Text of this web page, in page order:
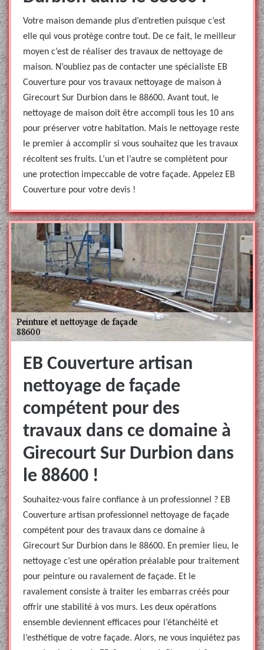
Votre maison demande plus d’entretien puisque c’est
elle qui vous protège contre tout. De ce fait, le meilleur
moyen c’est de réaliser des travaux de nettoyage de
maison. N’oubliez pas de contacter une spécialiste EB
Couverture pour vos travaux nettoyage de maison à
Girecourt Sur Durbion dans le 88600. Avant tout, le
nettoyage de maison doit être accompli tous les 10 ans
pour préserver votre habitation. Mais le nettoyage reste
le premier à accomplir si vous souhaitez que les travaux
récoltent ses fruits. L’un et l’autre se complètent pour
une protection impeccable de votre façade. Appelez EB
Couverture pour votre devis !
EB Couverture artisan
nettoyage de façade
compétent pour des
travaux dans ce domaine à
Girecourt Sur Durbion dans
le 88600 !
Souhaitez-vous faire confiance à un professionnel ? EB
Couverture artisan professionnel nettoyage de façade
compétent pour des travaux dans ce domaine à
Girecourt Sur Durbion dans le 88600. En premier lieu, le
nettoyage c’est une opération préalable pour traitement
pour peinture ou ravalement de façade. Et le
ravalement consiste à traiter les embarras créés pour
offrir une stabilité à vos murs. Les deux opérations
ensemble deviennent efficaces pour l’étanchéité et
l’esthétique de votre façade. Alors, ne vous inquiétez pas